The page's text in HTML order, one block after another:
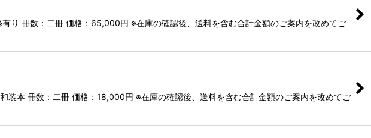
冊数：二冊 価格：65,000円 ※在庫の確認後、送料を含む合計金額のご案内を改めてご
本 冊数：二冊 価格：18,000円 ※在庫の確認後、送料を含む合計金額のご案内を改めてご